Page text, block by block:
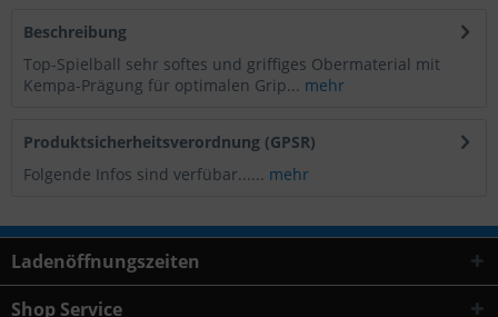
Beschreibung
Top-Spielball sehr softes und griffiges Obermaterial mit
Kempa-Prägung für optimalen Grip... mehr
Produktsicherheitsverordnung (GPSR)
Folgende Infos sind verfübar...... mehr
Ladenöffnungszeiten
Shop Service